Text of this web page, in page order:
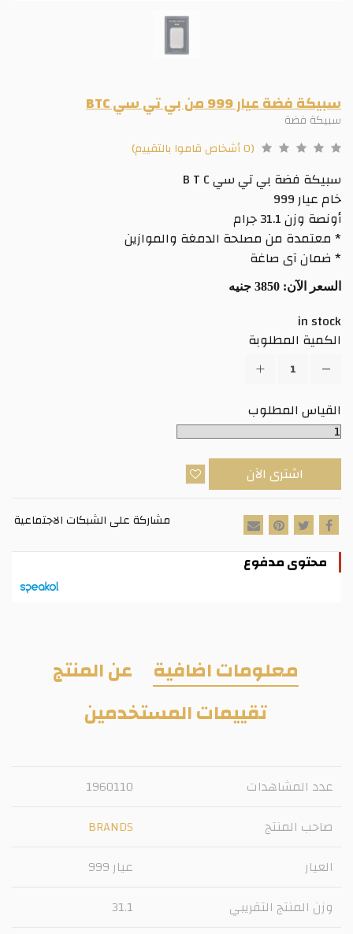
سبيكة فضة عيار 999 من بي تي سي BTC
سبيكة فضة
(0 أشخاص قاموا بالتقييم)
سبيكة فضة بي تي سي B T C
خام عيار 999
أونصة وزن 31.1 جرام
* معتمدة من مصلحة الدمغة والموازين
* ضمان آى صاغة
السعر الآن:
in stock
الكمية المطلوبة
القياس المطلوب
اشترى الآن
مشاركة على الشبكات الاجتماعية
محتوى مدفوع
معلومات اضافية
عن المنتج
تقييمات المستخدمين
عدد المشاهدات
1960110
صاحب المنتج
BRANDS
العيار
عيار 999
وزن المنتج التقريبي
31.1